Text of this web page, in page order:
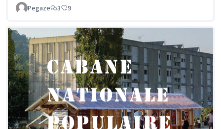
Pegaze 3 9